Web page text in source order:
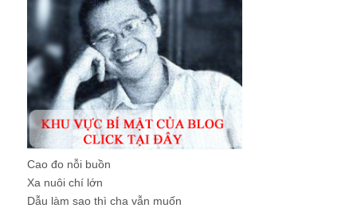
Cao đo nỗi buồn
Xa nuôi chí lớn
Dẫu làm sao thì cha vẫn muốn